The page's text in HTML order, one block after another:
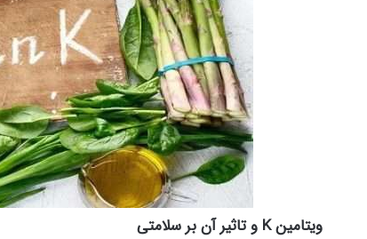
ویتامین K و تاثیر آن بر سلامتی